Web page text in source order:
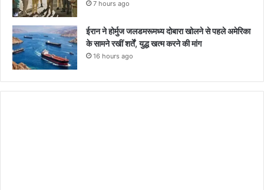
7 hours ago
ईरान ने होर्मुज जलडमरूमध्य दोबारा खोलने से पहले अमेरिका
के सामने रखीं शर्तें, युद्ध खत्म करने की मांग
16 hours ago